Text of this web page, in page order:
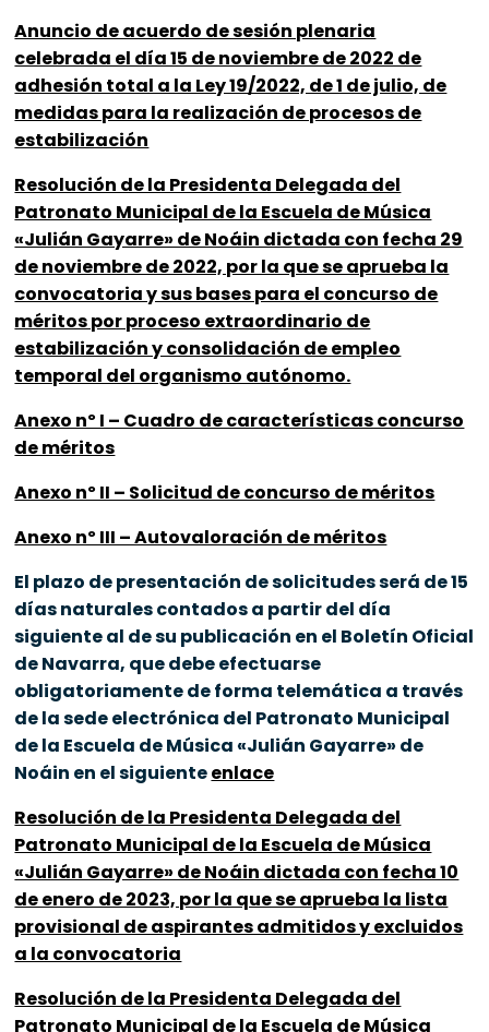
Anuncio de acuerdo de sesión plenaria
celebrada el día 15 de noviembre de 2022 de
adhesión total a la Ley 19/2022, de 1 de julio, de
medidas para la realización de procesos de
estabilización
Resolución de la Presidenta Delegada del
Patronato Municipal de la Escuela de Música
«Julián Gayarre» de Noáin dictada con fecha 29
de noviembre de 2022, por la que se aprueba la
convocatoria y sus bases para el concurso de
méritos por proceso extraordinario de
estabilización y consolidación de empleo
temporal del organismo autónomo.
Anexo nº I – Cuadro de características concurso
de méritos
Anexo nº II – Solicitud de concurso de méritos
Anexo nº III – Autovaloración de méritos
El plazo de presentación de solicitudes será de 15
días naturales contados a partir del día
siguiente al de su publicación en el Boletín Oficial
de Navarra, que debe efectuarse
obligatoriamente de forma telemática a través
de la sede electrónica del Patronato Municipal
de la Escuela de Música «Julián Gayarre» de
Noáin en el siguienteenlace
Resolución de la Presidenta Delegada del
Patronato Municipal de la Escuela de Música
«Julián Gayarre» de Noáin dictada con fecha 10
de enero de 2023, por la que se aprueba la lista
provisional de aspirantes admitidos y excluidos
a la convocatoria
Resolución de la Presidenta Delegada del
Patronato Municipal de la Escuela de Música